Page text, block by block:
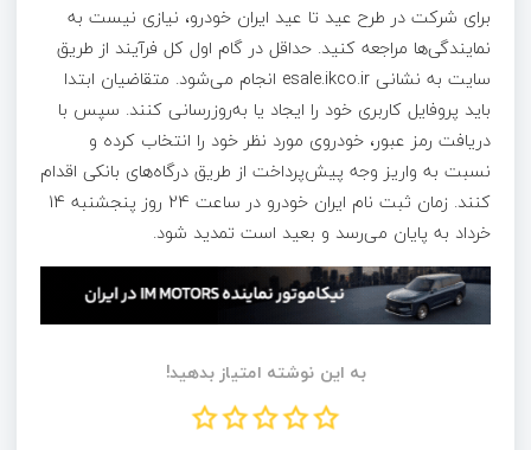
برای شرکت در طرح عید تا عید ایران خودرو، نیازی نیست به
نمایندگی‌ها مراجعه کنید. حداقل در گام اول کل فرآیند از طریق
سایت به نشانی esale.ikco.ir انجام می‌شود. متقاضیان ابتدا
باید پروفایل کاربری خود را ایجاد یا به‌روزرسانی کنند. سپس با
دریافت رمز عبور، خودروی مورد نظر خود را انتخاب کرده و
نسبت به واریز وجه پیش‌پرداخت از طریق درگاه‌های بانکی اقدام
کنند. زمان ثبت نام ایران خودرو در ساعت 24 روز پنجشنبه 14
خرداد به پایان می‌رسد و بعید است تمدید شود.
به این نوشته امتیاز بدهید!